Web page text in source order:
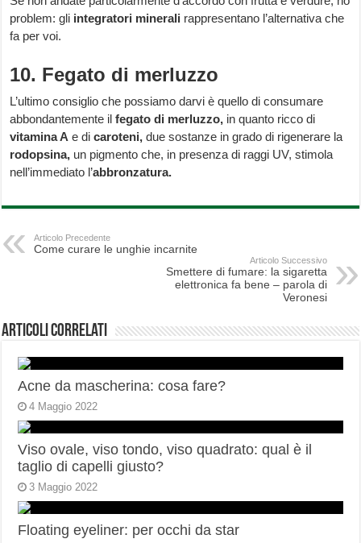
problem: gli integratori minerali rappresentano l’alternativa che
fa per voi.
10. Fegato di merluzzo
L’ultimo consiglio che possiamo darvi è quello di consumare
abbondantemente ilfegato di merluzzo, in quanto ricco di
vitamina A e dicaroteni, due sostanze in grado di rigenerare la
rodopsina, un pigmento che, in presenza di raggi UV, stimola
nell’immediato l’abbronzatura.
Articolo Precedente
Come curare le unghie incarnite
Articolo Successivo
Smettere di fumare: la sigaretta
elettronica fa bene – parola di
Veronesi
Articoli correlati
Acne da mascherina: cosa fare?
4 Maggio 2022
Viso ovale, viso tondo, viso quadrato: qual è il
taglio di capelli giusto?
3 Maggio 2022
Floating eyeliner: per occhi da star